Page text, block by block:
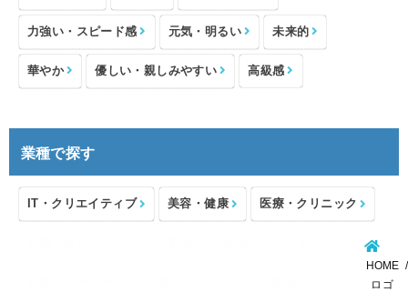
力強い・スピード感 元気・明るい 未来的
華やか 優しい・親しみやすい 高級感
業種で探す
IT・クリエイティブ 美容・健康 医療・クリニック
HOME
ロゴ